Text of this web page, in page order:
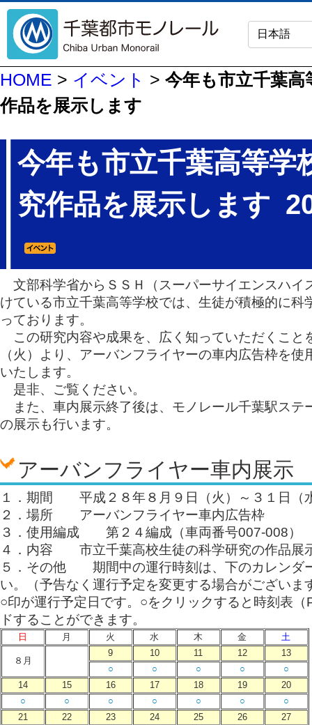
HOME > イベント > 今年も市立千葉高
作品を展示します
今年も市立千葉高等学
究作品を展示します
文部科学省からＳＳＨ（スーパーサイエンスハイ
けている市立千葉高等学校では、生徒が積極的に科
っております。
この研究内容や成果を、広く知っていただくこと
（火）より、アーバンフライヤーの車内広告枠を
いたします。
是非、ご覧ください。
また、車内展示終了後は、モノレール千葉駅ステ
の展示も行います。
アーバンフライヤー車内展示
１．期間 平成２８年８月９日（火）～３１日（
２．場所 アーバンフライヤー車内広告枠
３．使用編成 第２４編成（車両番号007-008）
４．内容 市立千葉高校生徒の科学研究の作品展
５．その他 期間中の運行時刻は、下のカレンダ
い。（予告なく運行予定を変更する場合がございま
○印が運行予定日です。○をクリックすると時刻表
ドすることができます。
日 月 火 水 木 金 土
８月
9 10 11 12
13
○
○ ○ ○
○
14
15 16 17 18 19
20
○
○ ○ ○ ○ ○
○
21
22 23 24 25 26
27